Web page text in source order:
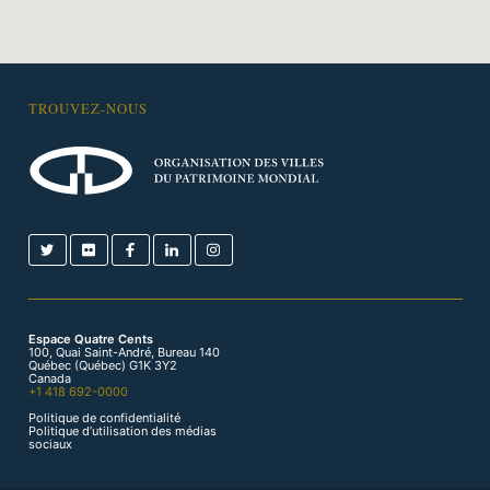
TROUVEZ-NOUS
Espace Quatre Cents
100, Quai Saint-André, Bureau 140
Québec (Québec) G1K 3Y2
Canada
+1 418 692-0000
Politique de confidentialité
Politique d’utilisation des médias
sociaux